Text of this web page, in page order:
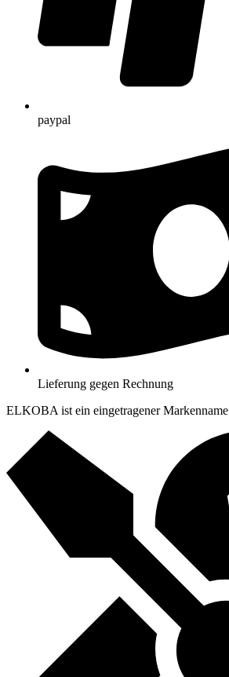
paypal
Lieferung gegen Rechnung
ELKOBA ist ein eingetragener Markenname